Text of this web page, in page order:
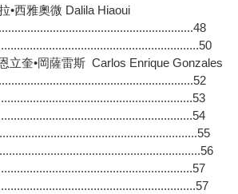
•西雅奧微 Dalila Hiaoui
立奎•岡薩雷斯 Carlos Enrique Gonzales